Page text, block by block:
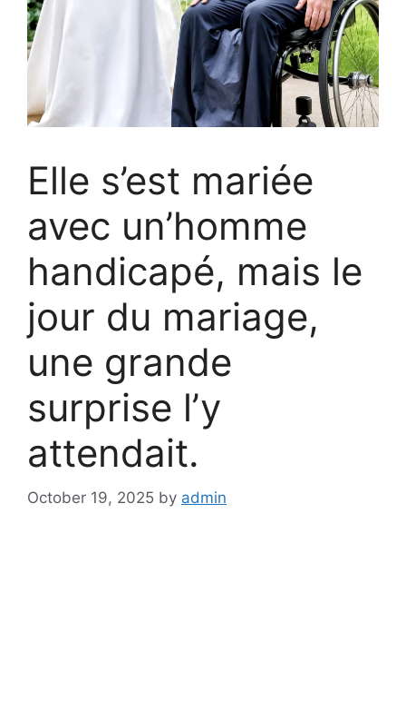
Elle s’est mariée
avec un’homme
handicapé, mais le
jour du mariage,
une grande
surprise l’y
attendait.
October 19, 2025 by admin